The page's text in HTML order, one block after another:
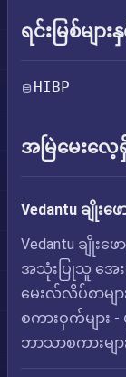
ရင်းမြစ်မျာ
HIBP
အမြဲမေးလေ့ရှိ
Vedantu ချိုး
Vedantu ချို
အသုံးပြုသူ အေ
မေးလ်လိပ်စာမျာ
စကားဝှက်များ -
ဘာသာစကားမျ